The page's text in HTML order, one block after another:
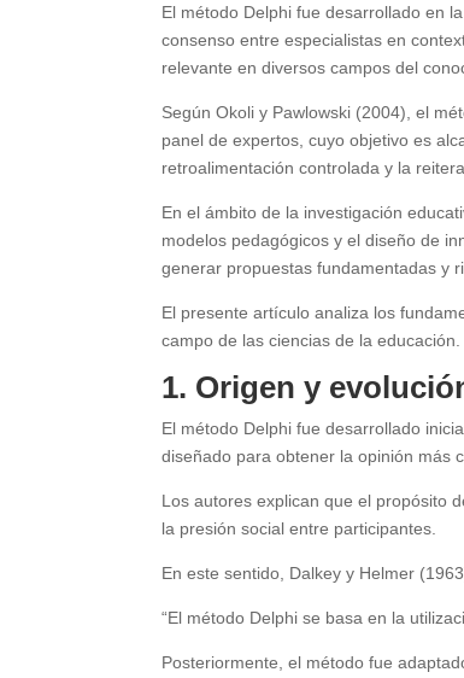
El método Delphi fue desarrollado en
consenso entre especialistas en
relevante en diversos campos del
Según Okoli y Pawlowski (2004), el
panel de expertos, cuyo objetivo es
retroalimentación controlada y la
En el ámbito de la investigación
modelos pedagógicos y el diseño de
generar propuestas fundamentadas y
El presente artículo analiza los
campo de las ciencias de la educación.
1. Origen y
El método Delphi fue desarrollado
diseñado para obtener la opinión más
Los autores explican que el propósito
la presión social entre participantes.
En este sentido, Dalkey y Helmer
“El método Delphi se basa en la
Posteriormente, el método fue